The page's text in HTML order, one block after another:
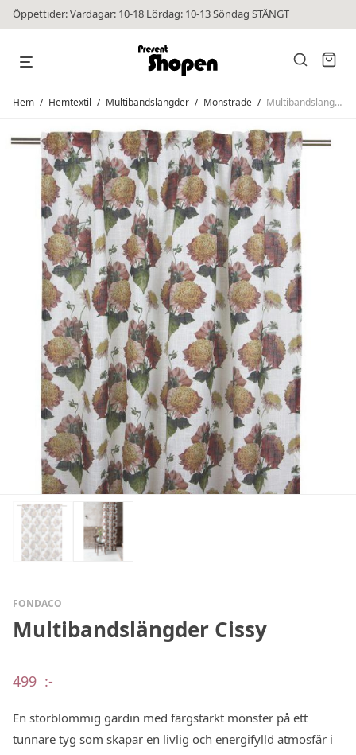
Öppettider: Vardagar: 10-18 Lördag: 10-13 Söndag STÄNGT
Hem / Hemtextil / Multibandslängder / Mönstrade / Multibandslängder Cissy
FONDACO
Multibandslängder Cissy
499 :-
En storblommig gardin med färgstarkt mönster på ett
tunnare tyg som skapar en livlig och energifylld atmosfär i